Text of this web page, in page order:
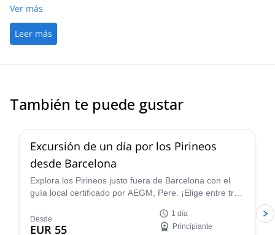
Picos de Europa and stayed in some fantastic places. Would
Ver más
Leer más
También te puede gustar
Excursión de un día por los Pirineos
desde Barcelona
Explora los Pirineos justo fuera de Barcelona con el
guía local certificado por AEGM, Pere. ¡Elige entre tres
Desde
EUR 55
1 día
Principiante